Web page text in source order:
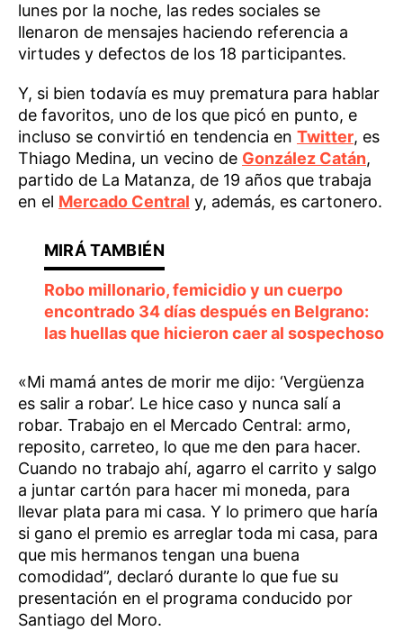
lunes por la noche, las redes sociales se
llenaron de mensajes haciendo referencia a
virtudes y defectos de los 18 participantes.
Y, si bien todavía es muy prematura para hablar
de favoritos, uno de los que picó en punto, e
incluso se convirtió en tendencia en Twitter, es
Thiago Medina, un vecino de González Catán,
partido de La Matanza, de 19 años que trabaja
en el Mercado Central y, además, es cartonero.
Robo millonario, femicidio y un cuerpo
encontrado 34 días después en Belgrano:
las huellas que hicieron caer al sospechoso
«Mi mamá antes de morir me dijo: ‘Vergüenza
es salir a robar’. Le hice caso y nunca salí a
robar. Trabajo en el Mercado Central: armo,
reposito, carreteo, lo que me den para hacer.
Cuando no trabajo ahí, agarro el carrito y salgo
a juntar cartón para hacer mi moneda, para
llevar plata para mi casa. Y lo primero que haría
si gano el premio es arreglar toda mi casa, para
que mis hermanos tengan una buena
comodidad”, declaró durante lo que fue su
presentación en el programa conducido por
Santiago del Moro.